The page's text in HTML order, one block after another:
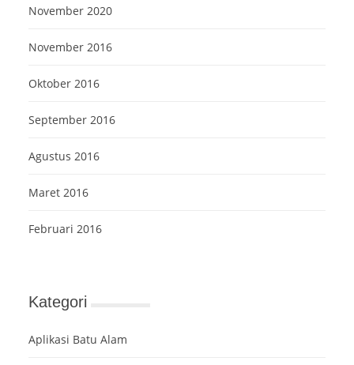
November 2020
November 2016
Oktober 2016
September 2016
Agustus 2016
Maret 2016
Februari 2016
Kategori
Aplikasi Batu Alam